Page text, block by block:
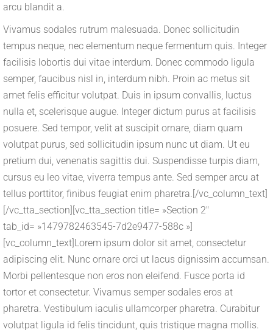
arcu blandit a.
Vivamus sodales rutrum malesuada. Donec sollicitudin
tempus neque, nec elementum neque fermentum quis. Integer
facilisis lobortis dui vitae interdum. Donec commodo ligula
semper, faucibus nisl in, interdum nibh. Proin ac metus sit
amet felis efficitur volutpat. Duis in ipsum convallis, luctus
nulla et, scelerisque augue. Integer dictum purus at facilisis
posuere. Sed tempor, velit at suscipit ornare, diam quam
volutpat purus, sed sollicitudin ipsum nunc ut diam. Ut eu
pretium dui, venenatis sagittis dui. Suspendisse turpis diam,
cursus eu leo vitae, viverra tempus ante. Sed semper arcu at
tellus porttitor, finibus feugiat enim pharetra.[/vc_column_text]
[/vc_tta_section][vc_tta_section title= »Section 2″
tab_id= »1479782463545-7d2e9477-588c »]
[vc_column_text]Lorem ipsum dolor sit amet, consectetur
adipiscing elit. Nunc ornare orci ut lacus dignissim accumsan.
Morbi pellentesque non eros non eleifend. Fusce porta id
tortor et consectetur. Vivamus semper sodales eros at
pharetra. Vestibulum iaculis ullamcorper pharetra. Curabitur
volutpat ligula id felis tincidunt, quis tristique magna mollis.